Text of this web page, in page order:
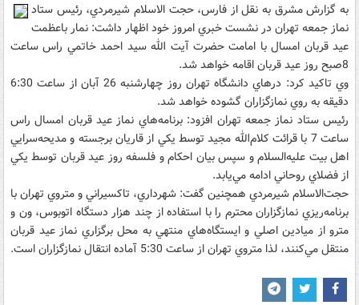
به گزارش مشرق به نقل از فارس، حجت الاسلام شيرمردي، رئيس ستاد
نماز جمعه تهران در نشست خبري امروز خود اظهار داشت: نمار باعظمت
عيد قربان امسال با امامت حضرت آيت الله سيد احمد خاتمي راس ساعت
8صبح روز عيد قربان اقامه خواهد شد.
وي تاکيد کرد: در‌هاي دانشگاه تهران روز چهارشنبه 26 آبان از ساعت 6:30
دقيقه به روي نمازگزاران گشوده خواهد شد.
رئيس ستاد نماز جمعه تهران افزود: برنامه‌هاي نماز عيد قربان امسال راس
ساعت 7 با قرائت کلام‌الله مجيد توسط يکي از قاريان برجسته و مديحه‌سرايي
اهل بيت عليه‌السلام و سپس بيان احکام و فلسفه روز عيد قربان توسط يکي
از فضلاي روحاني ادامه مي‌يابد.
حجت‌الاسلام شيرمردي همچنين گفت: شهرداري، تاکسيراني و متروي تهران با
برنامه‌ريزي نمازگزاران محترم را با استفاده از چند هزار دستگاه اتوبوس، ون و
مترو از ميادين اصلي و ايستگاه‌هاي منتهي به محل برگزاري نماز عيد قربان
منتقل مي‌کنند، لذا متروي تهران از ساعت 5:30 آماده انتقال نمازگزاران است.